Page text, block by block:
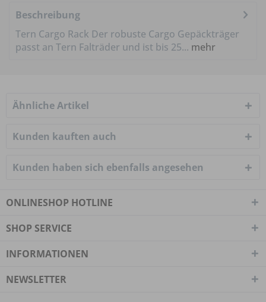
Beschreibung
Tern Cargo Rack Der robuste Cargo Gepäckträger
passt an Tern Falträder und ist bis 25... mehr
Ähnliche Artikel
Kunden kauften auch
Kunden haben sich ebenfalls angesehen
ONLINESHOP HOTLINE
SHOP SERVICE
INFORMATIONEN
NEWSLETTER